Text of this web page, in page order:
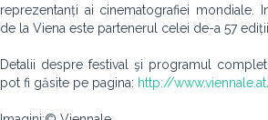
reprezentanți ai cinematografiei mondiale.
de la Viena este partenerul celei de-a 57 ediții
Detalii despre festival şi programul
pot fi găsite pe pagina: http://